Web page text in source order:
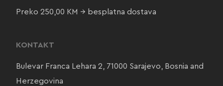
Preko 250,00 KM → besplatna dostava
KONTAKT
Bulevar Franca Lehara 2, 71000 Sarajevo, Bosnia and
Herzegovina